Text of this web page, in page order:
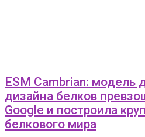
ESM Cambrian: модель
дизайна белков
Google и построила
белкового мира